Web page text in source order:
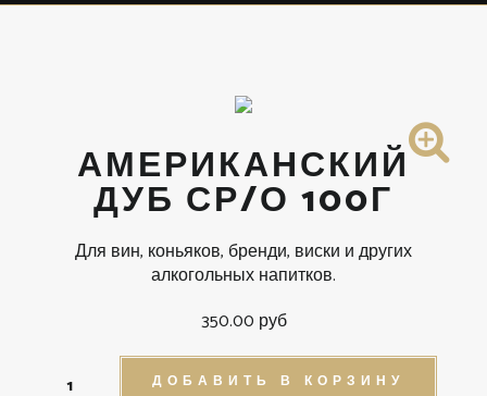
АМЕРИКАНСКИЙ
ДУБ СР/О 100Г
Для вин, коньяков, бренди, виски и других
алкогольных напитков.
350.00 руб
ДОБАВИТЬ В КОРЗИНУ